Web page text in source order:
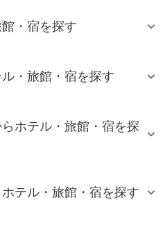
・宿を探す
・旅館・宿を探す
ホテル・旅館・宿を探
テル・旅館・宿を探す